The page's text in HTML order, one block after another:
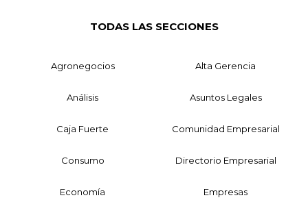
TODAS LAS SECCIONES
Agronegocios Alta Gerencia
Análisis Asuntos Legales
Caja Fuerte Comunidad Empresarial
Consumo Directorio Empresarial
Economía Empresas